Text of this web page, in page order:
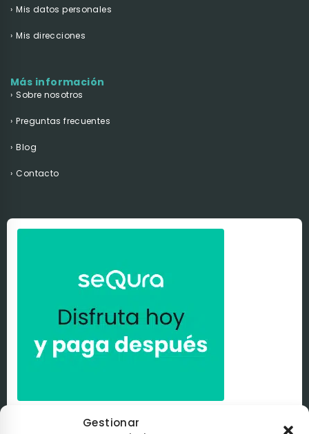
Gestionar
Mis datos personales
Mis direcciones
Más información
Sobre nosotros
Preguntas frecuentes
Blog
Contacto
Paga a tu ritmo con
puedes pagar de la manera que tú elijas con
Tú